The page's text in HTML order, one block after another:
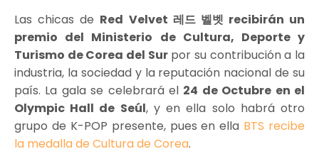
Las chicas de Red Velvet 레드 벨벳 recibirán un
premio del Ministerio de Cultura, Deporte y
Turismo de Corea del Surpor su contribución a la
industria, la sociedad y la reputación nacional de su
país. La gala se celebrará el 24 de Octubre en el
Olympic Hall de Seúl, y en ella solo habrá otro
grupo de K-POP presente, pues en ella BTS recibe
la medalla de Cultura de Corea.